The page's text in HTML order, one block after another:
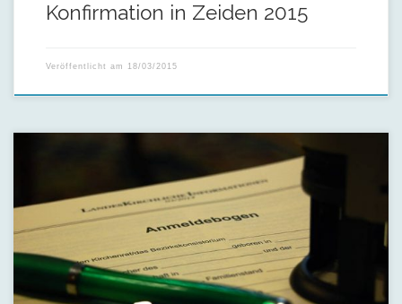
Konfirmation in Zeiden 2015
Veröffentlicht am 18/03/2015
In der Heimatgemeinde wieder Gemeindeglied werden.